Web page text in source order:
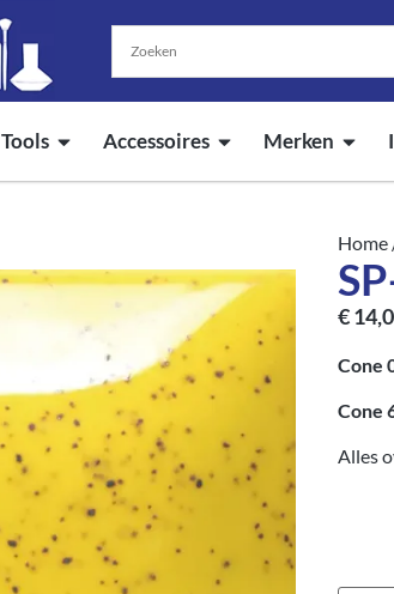
Tools Accessoires Merken
Home
€
Cone
Cone
Alles